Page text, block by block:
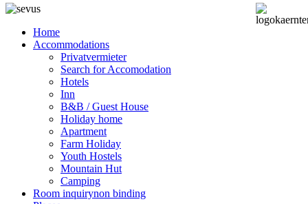
Home
Accommodations
Privatvermieter
Search for Accomodation
Hotels
Inn
B&B / Guest House
Holiday home
Apartment
Farm Holiday
Youth Hostels
Mountain Hut
Camping
Room inquirynon binding